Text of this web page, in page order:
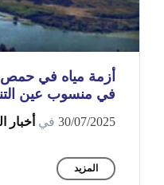
أزمة مياه في
في منسوب عين
30/07/2025 في أخبار
المزيد